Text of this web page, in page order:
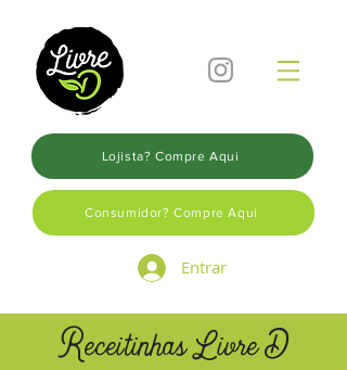
Lojista? Compre Aqui
Consumidor? Compre Aqui
Entrar
Receitinhas Livre D